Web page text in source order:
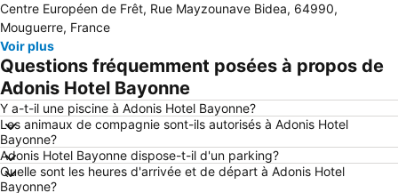
Le Petit Train de La Rhune
Grande Plage
Port des Landes
Centro
Lac Marin de Port d'Albret
La Côte des Basques
Hondarribia
De la Concha
Gare du Nord de Saint Sébastien
Du Lac Marin
La Fête du Piment d'Espelette
Centre Européen de Frêt, Rue Mayzounave Bidea, 64990,
Mouguerre, France
Voir plus
Questions fréquemment posées à propos de
Adonis Hotel Bayonne
Y a-t-il une piscine à Adonis Hotel Bayonne?
Les animaux de compagnie sont-ils autorisés à Adonis Hotel
Bayonne?
Adonis Hotel Bayonne dispose-t-il d'un parking?
Quelle sont les heures d'arrivée et de départ à Adonis Hotel
Bayonne?